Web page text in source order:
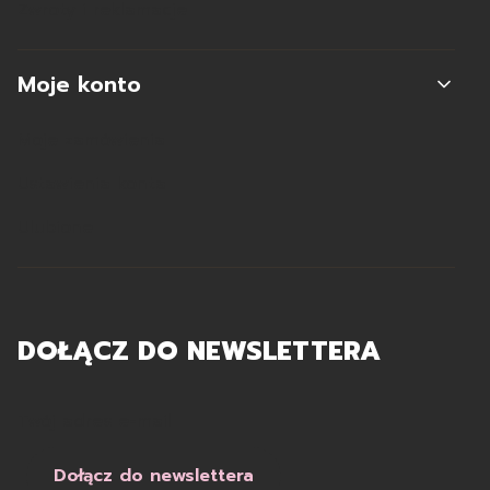
Moje konto
DOŁĄCZ DO NEWSLETTERA
Dołącz do newslettera